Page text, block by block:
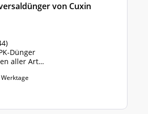
von Cuxin
Dünger
aller Art